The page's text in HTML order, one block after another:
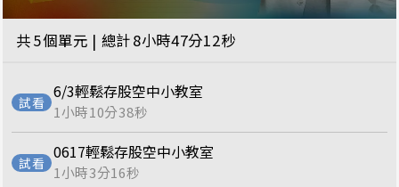
共5個單元 | 總計8小時47分12秒
6/3輕鬆存股空中小教室
1小時10分38秒
0617輕鬆存股空中小教室
1小時3分16秒